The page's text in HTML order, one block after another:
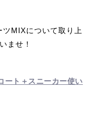
MIXについて取り上
ませ！
ート＋スニーカー使い